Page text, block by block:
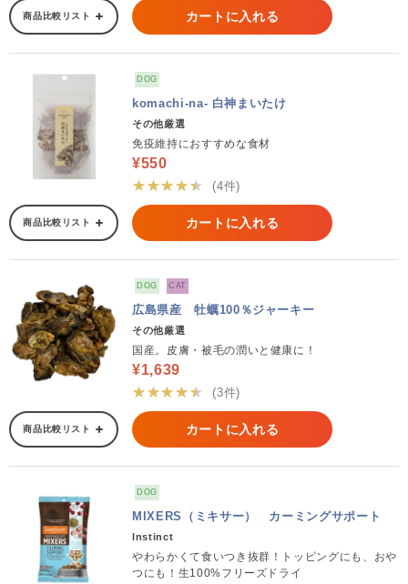
商品比較リスト カートに入れる
DOG
komachi-na- 白神まいたけ
その他厳選
免疫維持におすすめな食材
¥550
★★★★★
(4件)
商品比較リスト カートに入れる
DOG CAT
広島県産 牡蠣100％ジャーキー
その他厳選
国産。皮膚・被毛の潤いと健康に！
¥1,639
★★★★★
(3件)
商品比較リスト カートに入れる
DOG
MIXERS（ミキサー） カーミングサポート
Instinct
やわらかくて食いつき抜群！トッピングにも、おや
つにも！生100%フリーズドライ